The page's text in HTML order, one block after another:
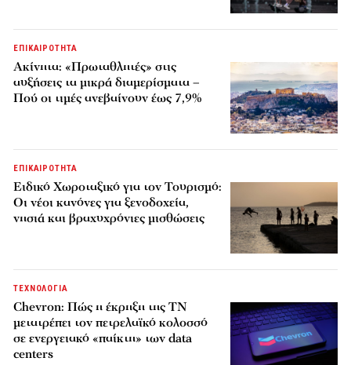
ΕΠΙΚΑΙΡΟΤΗΤΑ
Ακίνητα: «Πρωταθλητές» στις
αυξήσεις τα μικρά διαμερίσματα –
Πού οι τιμές ανεβαίνουν έως 7,9%
ΕΠΙΚΑΙΡΟΤΗΤΑ
Ειδικό Χωροταξικό για τον Τουρισμό:
Οι νέοι κανόνες για ξενοδοχεία,
νησιά και βραχυχρόνιες μισθώσεις
ΤΕΧΝΟΛΟΓΙΑ
Chevron: Πώς η έκρηξη της ΤΝ
μετατρέπει τον πετρελαϊκό κολοσσό
σε ενεργειακό «παίκτη» των data
centers